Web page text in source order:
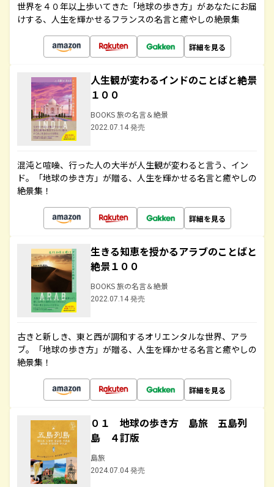
世界を４０年以上歩いてきた「地球の歩き方」があなたにお届
けする、人生を輝かせるフランスの名言と癒やしの絶景集
詳細を見る
人生観が変わるインドのことばと絶景
１００
BOOKS 旅の名言＆絶景
2022.07.14 発売
混沌と喧噪、行った人の大半が人生観が変わると言う、イン
ド。「地球の歩き方」が贈る、人生を輝かせる名言と癒やしの
絶景集！
詳細を見る
生きる知恵を授かるアラブのことばと
絶景１００
BOOKS 旅の名言＆絶景
2022.07.14 発売
古きと新しき、東と西が調和するオリエンタルな世界、アラ
ブ。「地球の歩き方」が贈る、人生を輝かせる名言と癒やしの
絶景集！
詳細を見る
０１ 地球の歩き方 島旅 五島列
島 ４訂版
島旅
2024.07.04 発売